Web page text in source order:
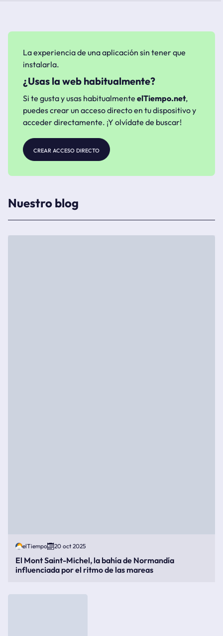
La experiencia de una aplicación sin tener que
instalarla.
¿Usas la web habitualmente?
Si te gusta y usas habitualmente elTiempo.net,
puedes crear un acceso directo en tu dispositivo y
acceder directamente. ¡Y olvídate de buscar!
crear acceso directo
Nuestro blog
elTiempo 20 oct 2025
El Mont Saint-Michel, la bahía de Normandía
influenciada por el ritmo de las mareas